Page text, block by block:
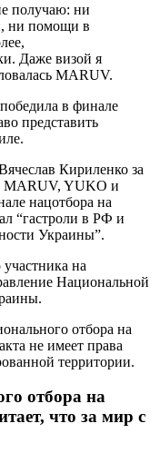
получаю: ни
ни помощи в
Даже визой я
MARUV.
в финале
представить
Кириленко за
MARUV, YUKO и
нацотбора на
“гастроли в РФ и
Украины”.
на
Национальной
отбора на
не имеет права
территории.
отбора на
что за мир с